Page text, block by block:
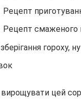
Рецепт
Рецепт смаженого
зберігання гороху,
цей